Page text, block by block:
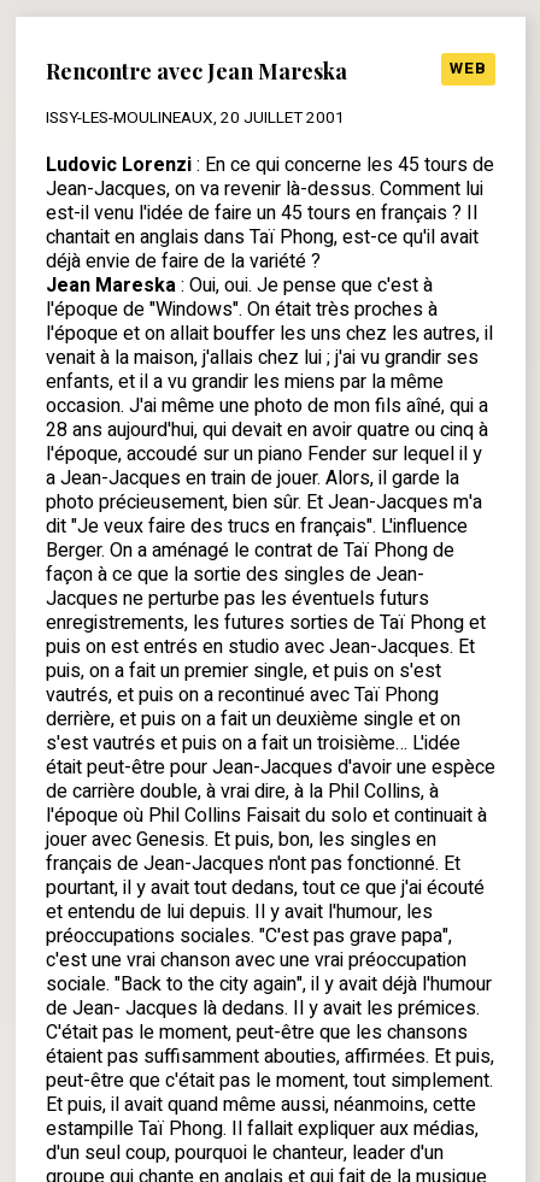
Rencontre avec Jean Mareska WEB
ISSY-LES-MOULINEAUX, 20 JUILLET 2001
Ludovic Lorenzi: En ce qui concerne les 45 tours de
Jean-Jacques, on va revenir là-dessus. Comment lui
est-il venu l'idée de faire un 45 tours en français ? Il
chantait en anglais dans Taï Phong, est-ce qu'il avait
déjà envie de faire de la variété ?
Jean Mareska: Oui, oui. Je pense que c'est à
l'époque de "Windows". On était très proches à
l'époque et on allait bouffer les uns chez les autres, il
venait à la maison, j'allais chez lui ; j'ai vu grandir ses
enfants, et il a vu grandir les miens par la même
occasion. J'ai même une photo de mon fils aîné, qui a
28 ans aujourd'hui, qui devait en avoir quatre ou cinq à
l'époque, accoudé sur un piano Fender sur lequel il y
a Jean-Jacques en train de jouer. Alors, il garde la
photo précieusement, bien sûr. Et Jean-Jacques m'a
dit "Je veux faire des trucs en français". L'influence
Berger. On a aménagé le contrat de Taï Phong de
façon à ce que la sortie des singles de Jean-
Jacques ne perturbe pas les éventuels futurs
enregistrements, les futures sorties de Taï Phong et
puis on est entrés en studio avec Jean-Jacques. Et
puis, on a fait un premier single, et puis on s'est
vautrés, et puis on a recontinué avec Taï Phong
derrière, et puis on a fait un deuxième single et on
s'est vautrés et puis on a fait un troisième… L'idée
était peut-être pour Jean-Jacques d'avoir une espèce
de carrière double, à vrai dire, à la Phil Collins, à
l'époque où Phil Collins Faisait du solo et continuait à
jouer avec Genesis. Et puis, bon, les singles en
français de Jean-Jacques n'ont pas fonctionné. Et
pourtant, il y avait tout dedans, tout ce que j'ai écouté
et entendu de lui depuis. Il y avait l'humour, les
préoccupations sociales. "C'est pas grave papa",
c'est une vrai chanson avec une vrai préoccupation
sociale. "Back to the city again", il y avait déjà l'humour
de Jean- Jacques là dedans. Il y avait les prémices.
C'était pas le moment, peut-être que les chansons
étaient pas suffisamment abouties, affirmées. Et puis,
peut-être que c'était pas le moment, tout simplement.
Et puis, il avait quand même aussi, néanmoins, cette
estampille Taï Phong. Il fallait expliquer aux médias,
d'un seul coup, pourquoi le chanteur, leader d'un